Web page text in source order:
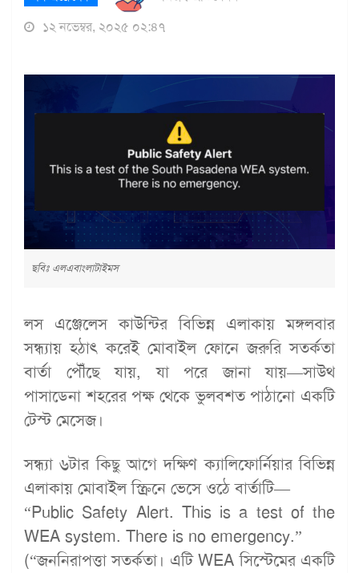
১২ নভেম্বর, ২০২৫ ০২:৪৭
ছবিঃ এলএবাংলাটাইমস
লস এঞ্জেলেস কাউন্টির বিভিন্ন এলাকায় মঙ্গলবার
সন্ধ্যায় হঠাৎ করেই মোবাইল ফোনে জরুরি সতর্কতা
বার্তা পৌঁছে যায়, যা পরে জানা যায়—সাউথ
পাসাডেনা শহরের পক্ষ থেকে ভুলবশত পাঠানো একটি
টেস্ট মেসেজ।
সন্ধ্যা ৬টার কিছু আগে দক্ষিণ ক্যালিফোর্নিয়ার বিভিন্ন
এলাকায় মোবাইল স্ক্রিনে ভেসে ওঠে বার্তাটি—
“Public Safety Alert. This is a test of the
WEA system. There is no emergency.”
(“জননিরাপত্তা সতর্কতা। এটি WEA সিস্টেমের একটি